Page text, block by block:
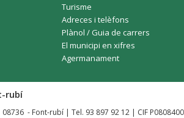
Turisme
Adreces i telèfons
Plànol / Guia de carrers
El municipi en xifres
Agermanament
rubí
- Font-rubí | Tel. 93 897 92 12 | CIF